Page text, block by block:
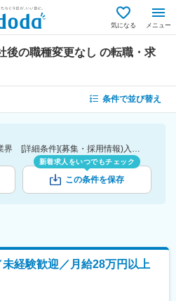
気になる メニュー
後の職種変更なし の転職・求
条件で並び替え
[勤務地]和歌山県 [業種]商社業界 [詳細条件](募集・採用情報)入社後の職種変更なし
新着求人をいつでもチェック
この条件を保存
経験歓迎／月給28万円以上